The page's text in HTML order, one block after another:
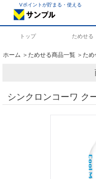
Vポイントが貯まる・使える
トップ ためせる
ホーム ＞ためせる商品一覧 ＞た
シンクロンコーワ ク